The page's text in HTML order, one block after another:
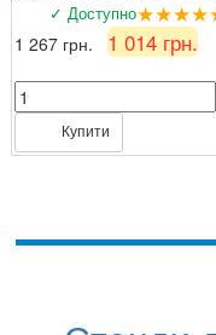
✓ Доступно
1 267 грн. 1 014 грн.
Купити